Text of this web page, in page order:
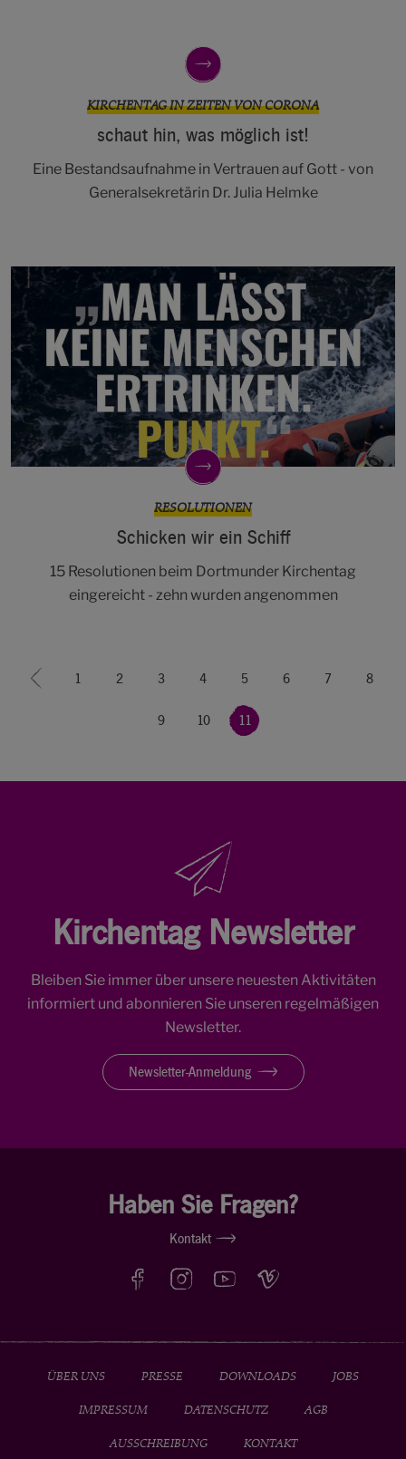
KIRCHENTAG IN ZEITEN VON CORONA
schaut hin, was möglich ist!
Eine Bestandsaufnahme in Vertrauen auf Gott - von
Generalsekretärin Dr. Julia Helmke
RESOLUTIONEN
Schicken wir ein Schiff
15 Resolutionen beim Dortmunder Kirchentag
eingereicht - zehn wurden angenommen
« 1 2 3 4 5 6 7 8
9 10 11
Kirchentag Newsletter
Bleiben Sie immer über unsere neuesten Aktivitäten
informiert und abonnieren Sie unseren regelmäßigen
Newsletter.
Newsletter-Anmeldung
Haben Sie Fragen?
Kontakt
ÜBER UNS PRESSE DOWNLOADS JOBS
IMPRESSUM DATENSCHUTZ AGB
AUSSCHREIBUNG KONTAKT